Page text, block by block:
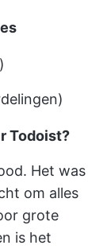
Todoist?
Het was
om alles
grote
is het